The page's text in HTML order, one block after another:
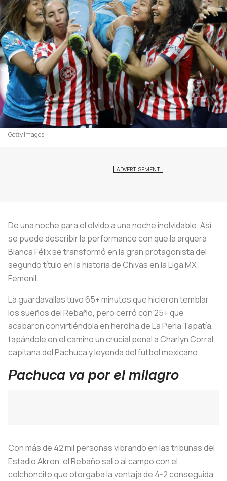
Getty Images
De una noche para el olvido a una noche inolvidable. Así
se puede describir la performance con que la arquera
Blanca Félix se transformó en la gran protagonista del
segundo título en la historia de Chivas en la Liga MX
Femenil.
La guardavallas tuvo 65+ minutos que hicieron temblar
los sueños del Rebaño, pero cerró con 25+ que
acabaron convirtiéndola en heroína de La Perla Tapatía,
tapándole en el camino un crucial penal a Charlyn Corral,
capitana del Pachuca y leyenda del fútbol mexicano.
Pachuca va por el milagro
Con más de 42 mil personas vibrando en las tribunas del
Estadio Akron, el Rebaño salió al campo con el
colchoncito que otorgaba la ventaja de 4-2 conseguida